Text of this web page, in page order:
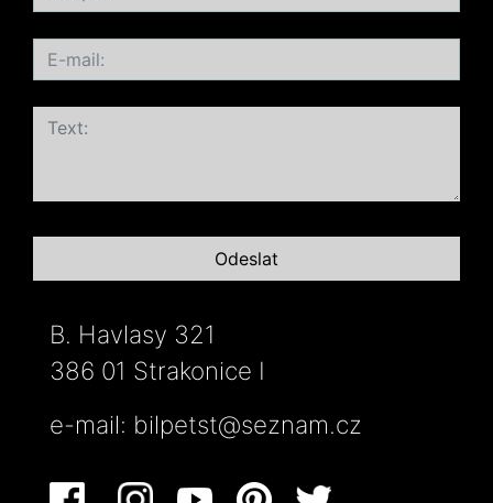
B. Havlasy 321
386 01 Strakonice I
e-mail: bilpetst@seznam.cz